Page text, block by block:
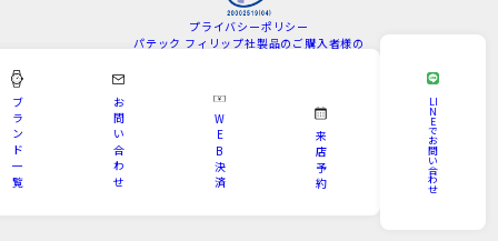
プライバシーポリシー
パテック フィリップ社製品のご購入者様の
サイトマップ
Copyright © KAMINE All Rights Reserved.
ブ
ラ
ン
ド
一
覧
お
問
い
合
わ
せ
W
E
B
決
済
来
店
予
約
LI
N
E
で
お
問
い
合
わ
せ